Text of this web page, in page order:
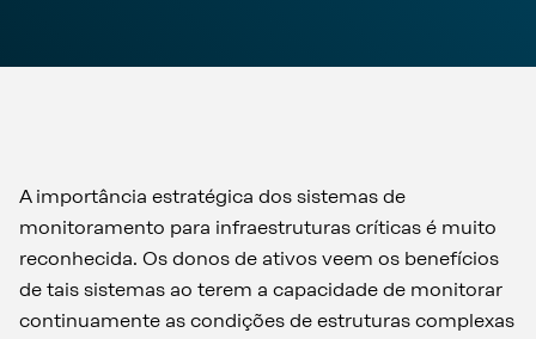
A importância estratégica dos sistemas de
monitoramento para infraestruturas críticas é muito
reconhecida. Os donos de ativos veem os benefícios
de tais sistemas ao terem a capacidade de monitorar
continuamente as condições de estruturas complexas